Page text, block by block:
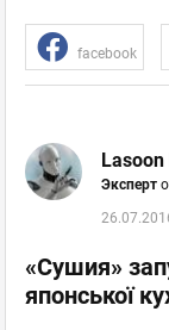
facebook
Lasoon
Эксперт
«Сушия»
японської